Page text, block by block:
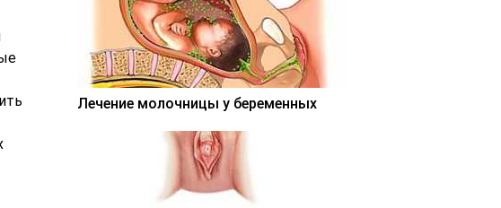
Лечение молочницы у беременных